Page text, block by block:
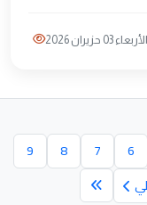
الأربعاء 03 حزيران 2026
6
7
8
9